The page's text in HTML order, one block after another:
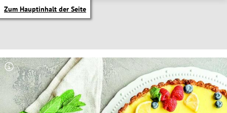
Zum Hauptinhalt der Seite